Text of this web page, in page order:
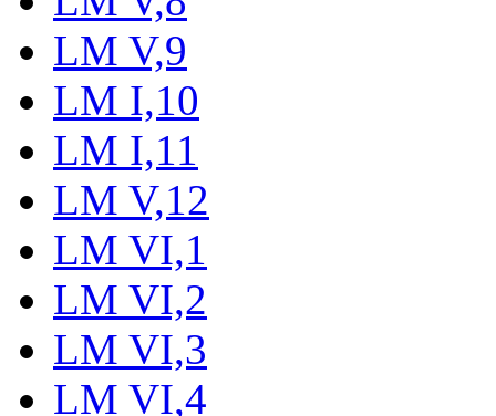
LM V,9
LM I,10
LM I,11
LM V,12
LM VI,1
LM VI,2
LM VI,3
LM VI,4